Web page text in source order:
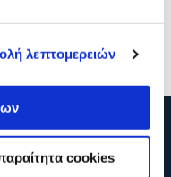
λεπτομερειών
cookies